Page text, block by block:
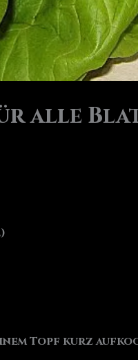
alle
Topf kurz